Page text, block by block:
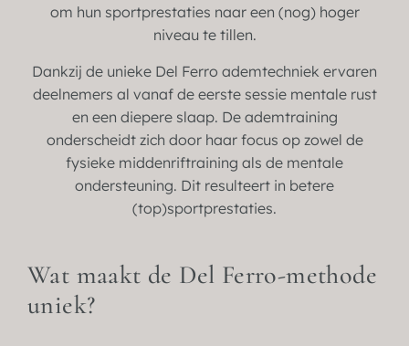
om hun sportprestaties naar een (nog) hoger
niveau te tillen.
Dankzij de unieke Del Ferro ademtechniek ervaren
deelnemers al vanaf de eerste sessie mentale rust
en een diepere slaap. De ademtraining
onderscheidt zich door haar focus op zowel de
fysieke middenriftraining als de mentale
ondersteuning. Dit resulteert in betere
(top)sportprestaties.
Wat maakt de Del Ferro-methode
uniek?